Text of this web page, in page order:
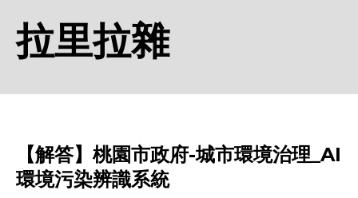
拉里拉雜
【解答】桃園市政府-城市環境治理_AI
環境污染辨識系統